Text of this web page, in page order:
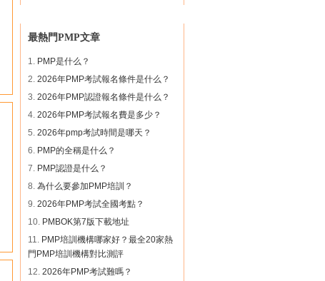
周** 159****6555 團購光環PMP
張** 158****6284 團購光環PMP
周** 137****8342 團購光環PMP
黃** 162****1256 團購卓越PMP
張** 139****1228 團購光環PMP
余** 186****3176 團購華夏PMP
胡** 138****3664 團購卓越PMP
趙** 158****7037 團購清暉PMP
李** 138****6031 團購光環PMP
林** 185****9267 團購光環PMP
林** 137****8961 團購清暉PMP
閆** 136****0923 團購時代PMP
陳** 155****6891 團購巨龍PMP
劉** 137****5218 團購卓越PMP
最熱門PMP文章
1. PMP是什么？
2. 2026年PMP考試報名條件是什么？
3. 2026年PMP認證報名條件是什么？
4. 2026年PMP考試報名費是多少？
5. 2026年pmp考試時間是哪天？
6. PMP的全稱是什么？
7. PMP認證是什么？
8. 為什么要參加PMP培訓？
9. 2026年PMP考試全國考點？
10. PMBOK第7版下載地址
11. PMP培訓機構哪家好？最全20家熱
門PMP培訓機構對比測評
12. 2026年PMP考試難嗎？